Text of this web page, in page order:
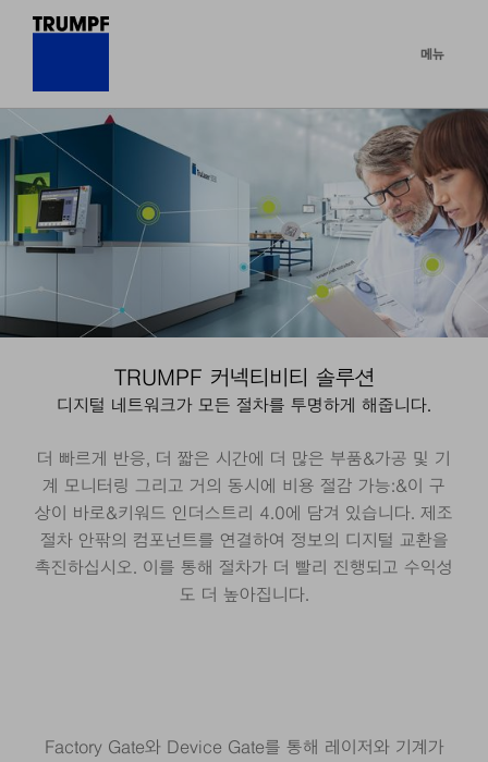
메뉴
TRUMPF 커넥티비티 솔루션
디지털 네트워크가 모든 절차를 투명하게 해줍니다.
더 빠르게 반응, 더 짧은 시간에 더 많은 부품&가공 및 기
계 모니터링 그리고 거의 동시에 비용 절감 가능:&이 구
상이 바로&키워드 인더스트리 4.0에 담겨 있습니다. 제조
절차 안팎의 컴포넌트를 연결하여 정보의 디지털 교환을
촉진하십시오. 이를 통해 절차가 더 빨리 진행되고 수익성
도 더 높아집니다.
Factory Gate와 Device Gate를 통해 레이저와 기계가